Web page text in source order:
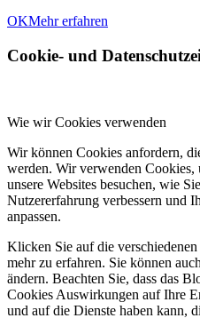
OKMehr erfahren
Cookie- und
Wie wir Cookies verwenden
Wir können Cookies anfordern,
werden. Wir verwenden
unsere Websites besuchen, wie
Nutzererfahrung verbessern und
anpassen.
Klicken Sie auf die
mehr zu erfahren. Sie können
ändern. Beachten Sie, dass das
Cookies Auswirkungen auf Ihre
und auf die Dienste haben kann,